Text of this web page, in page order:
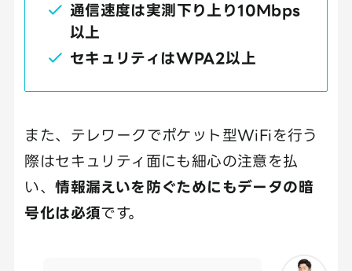
通信速度は実測下り上り10Mbps
以上
セキュリティはWPA2以上
また、テレワークでポケット型WiFiを行う
際はセキュリティ面にも細心の注意を払
い、情報漏えいを防ぐためにもデータの暗
号化は必須です。